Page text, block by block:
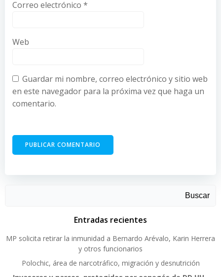
Correo electrónico *
Web
Guardar mi nombre, correo electrónico y sitio web
en este navegador para la próxima vez que haga un
comentario.
Buscar
Entradas recientes
MP solicita retirar la inmunidad a Bernardo Arévalo, Karin Herrera
y otros funcionarios
Polochic, área de narcotráfico, migración y desnutrición